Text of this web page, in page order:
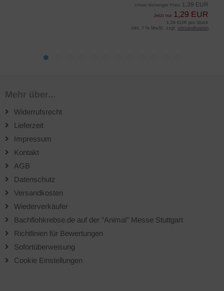
Unser bisheriger Preis 1,39 EUR
Jetzt nur 1,29 EUR
1,29 EUR pro Stück
inkl. 7 % MwSt. zzgl. Versandkosten
Mehr über...
Widerrufsrecht
Lieferzeit
Impressum
Kontakt
AGB
Datenschutz
Versandkosten
Wiederverkäufer
Bachflohkrebse.de auf der "Animal" Messe Stuttgart
Richtlinien für Bewertungen
Sofortüberweisung
Cookie Einstellungen